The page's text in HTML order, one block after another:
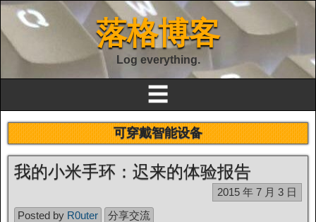
落格博客
Log everything.
☰
可穿戴智能设备
我的小米手环：迟来的体验报告
2015 年 7 月 3 日
Posted by R0uter
分享交流